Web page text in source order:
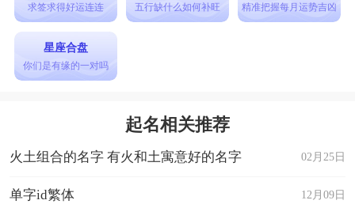
融入狗狗的名字中，又有福气，又寄托了主人对狗
狗的祝福，希望狗子可以顺遂平安。“六六子”这种
取名形式，来源于网络热词，此名将传统与新潮结
53个带财运的狗狗名字
1. 财神
求签求得好运连连 五行缺什么如何补旺 精准把握每月运势吉凶
星座合盘
你们是有缘的一对吗
起名相关推荐
02月25日
火土组合的名字 有火和土寓意好的名字
12月09日
单字id繁体